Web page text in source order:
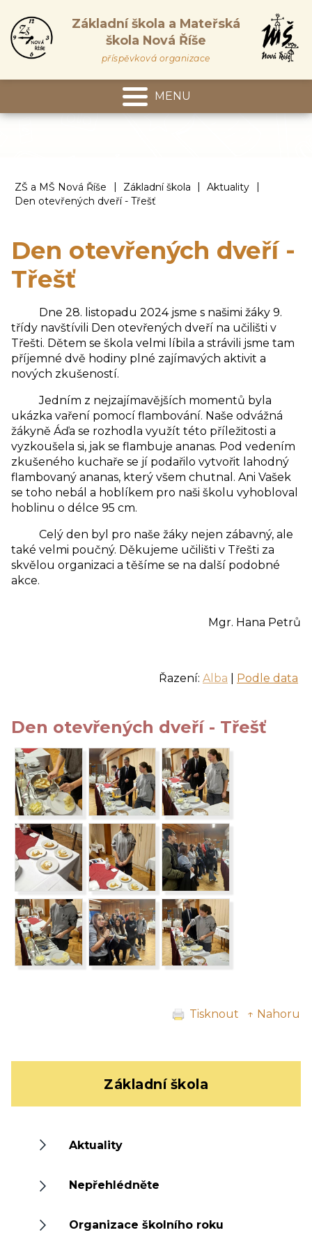
Základní škola a Mateřská
škola Nová Říše
příspěvková organizace
MENU
ZŠ a MŠ Nová Říše | Základní škola | Aktuality
|
Den otevřených dveří - Třešť
Den otevřených dveří -
Třešť
Dne 28. listopadu 2024 jsme s našimi žáky 9.
třídy navštívili Den otevřených dveří na učilišti v
Třešti. Dětem se škola velmi líbila a strávili jsme tam
příjemné dvě hodiny plné zajímavých aktivit a
nových zkušeností.
Jedním z nejzajímavějších momentů byla
ukázka vaření pomocí flambování. Naše odvážná
žákyně Áďa se rozhodla využít této příležitosti a
vyzkoušela si, jak se flambuje ananas. Pod vedením
zkušeného kuchaře se jí podařilo vytvořit lahodný
flambovaný ananas, který všem chutnal. Ani Vašek
se toho nebál a hoblíkem pro naši školu vyhobloval
hoblinu o délce 95 cm.
Celý den byl pro naše žáky nejen zábavný, ale
také velmi poučný. Děkujeme učilišti v Třešti za
skvělou organizaci a těšíme se na další podobné
akce.
Mgr. Hana Petrů
Řazení: Alba Podle data
Den otevřených dveří - Třešť
Tisknout ↑ Nahoru
Základní škola
Aktuality
Nepřehlédněte
Organizace školního roku